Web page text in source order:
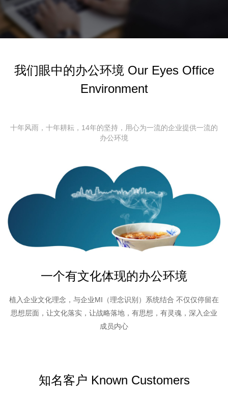
我们眼中的办公环境 Our Eyes Office
Environment
十年风雨，十年耕耘，14年的坚持，用心为一流的企业提供一流的
办公环境
一个有文化体现的办公环境
植入企业文化理念，与企业MI（理念识别）系统结合 不仅仅停留在
思想层面，让文化落实，让战略落地，有思想，有灵魂，深入企业
成员内心
知名客户 Known Customers